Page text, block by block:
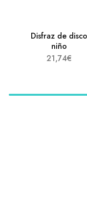
Disfraz de disco
niño
21,74€